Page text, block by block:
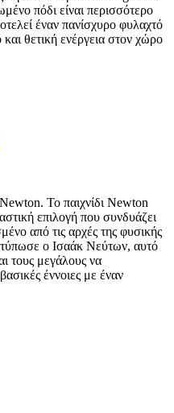
πόδι είναι περισσότερο
έναν πανίσχυρο φυλαχτό
θετική ενέργεια στον χώρο
Newton. Το παιχνίδι Newton
επιλογή που συνδυάζει
από τις αρχές της φυσικής
ο Ισαάκ Νεύτων, αυτό
τους μεγάλους να
έννοιες με έναν